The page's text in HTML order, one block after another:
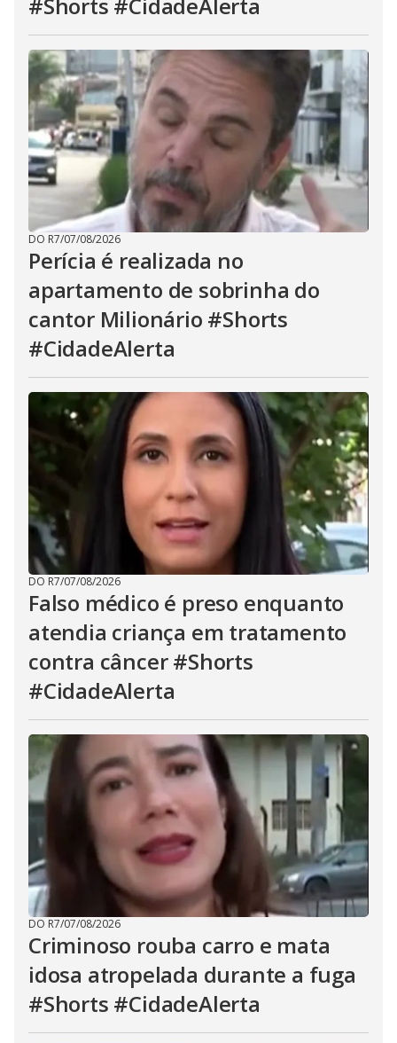
DO R7/07/08/2026
Perícia é realizada no
apartamento de sobrinha do
cantor Milionário #Shorts
#CidadeAlerta
DO R7/07/08/2026
Falso médico é preso enquanto
atendia criança em tratamento
contra câncer #Shorts
#CidadeAlerta
DO R7/07/08/2026
Criminoso rouba carro e mata
idosa atropelada durante a fuga
#Shorts #CidadeAlerta